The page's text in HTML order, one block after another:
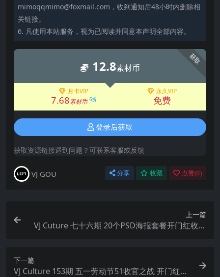
mimoqqmimo@foxmail.com，收到通知后48小时内删除相
关链接。
6. 凡使用本站服务，视为已阅读并同意本声明全部内容。
获取
12.8素材币
月卡VIP
7.68素材币 6折
永久VIP
免费
登录后获取
获取资源链接遇到问题？可联系客服或反馈
VJ GOU 分享 收藏 点赞(0)
上一篇
VJ Cuture 七十六期 20个PSD海报套餐开门红收官
下一篇
VJ Culture 153期 五一劳动节51收官之战 开门红海